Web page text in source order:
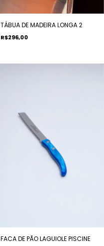
TÁBUA DE MADEIRA LONGA 2
R$296,00
FACA DE PÃO LAGUIOLE PISCINE